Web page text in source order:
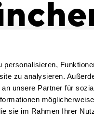
zu analysieren.
unsere Partner für
sie im Rahmen Ihrer